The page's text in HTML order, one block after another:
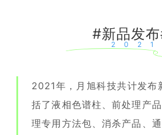
#新品发
2021
2021年，月旭科技共计发布
括了液相色谱柱、前处理产
理专用方法包、消杀产品、